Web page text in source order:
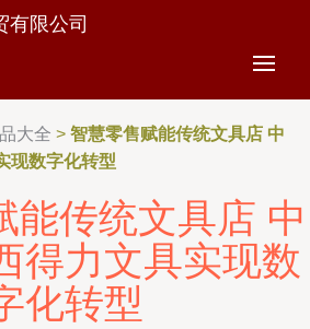
有限公司
大全 > 智慧零售赋能传统文具店 中
现数字化转型
能传统文具店 中
得力文具实现数
化转型